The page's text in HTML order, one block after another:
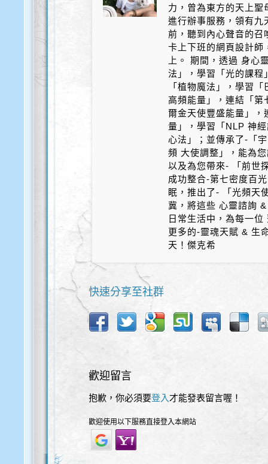
力，曾為東方的天上
進行辦事服務，領有
前，聽到內心聲音的召
卡上下班的網頁設計師
上。 期間，透過 身心
法」，學習「光的課程
「植物魔法」，學習
高頻能量」，連結「第
爾金天使豐盛能量」，
量」，學習「NLP 神
心法」；並傳承了-「
頻 大使調整」，能為
以及為您帶來- 「前世
成功整合-第七密度百
眠，推出了- 「光頻天
冀，將這些 心靈諮詢
日常生活中，為每一
更多的-靈魂天賦 & 生
天！傑克希
快速分享至社群
歡迎留言
抱歉，你必須要登入 才能發表留言喔！
歡迎使用以下服務直接登入本網站